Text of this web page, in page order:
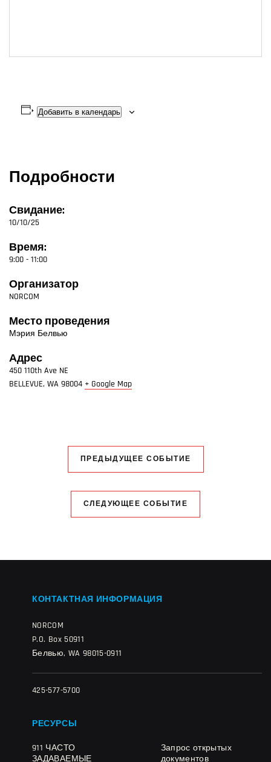
Добавить в календарь
Подробности
Свидание:
10/10/25
Время:
9:00 - 11:00
Организатор
NORCOM
Место проведения
Мэрия Белвью
Адрес
450 110th Ave NE
BELLEVUE, WA 98004 + Google Map
ПРЕДЫДУЩЕЕ СОБЫТИЕ
СЛЕДУЮЩЕЕ СОБЫТИЕ
КОНТАКТНАЯ ИНФОРМАЦИЯ
NORCOM
P.O. Box 50911
Белвью, WA 98015-0911
425-577-5700
РЕСУРСЫ
911 ЧАСТО
ЗАДАВАЕМЫЕ
Запрос открытых
документов